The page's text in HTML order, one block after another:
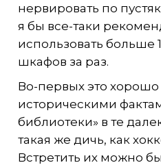
нервировать по
я бы все-таки
использовать больше
шкафов за раз.
Во-первых это хорошо
историческими
библиотеки» в те
такая же дичь, как
Встретить их можно